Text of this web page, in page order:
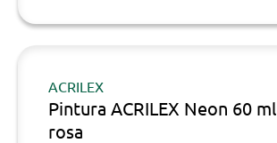
ACRILEX
Pintura ACRILEX Neon 60 ml
rosa